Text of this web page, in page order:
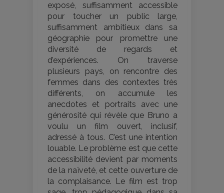
exposé, suffisamment accessible
pour toucher un public large,
suffisamment ambitieux dans sa
géographie pour promettre une
diversité de regards et
d’expériences. On traverse
plusieurs pays, on rencontre des
femmes dans des contextes très
différents, on accumule les
anecdotes et portraits avec une
générosité qui révèle que Bruno a
voulu un film ouvert, inclusif,
adressé à tous. C’est une intention
louable. Le problème est que cette
accessibilité devient par moments
de la naïveté, et cette ouverture de
la complaisance. Le film est trop